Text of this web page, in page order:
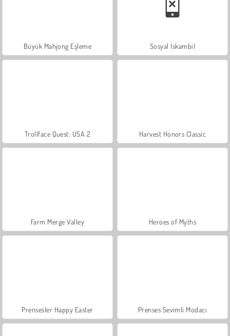
Büyük Mahjong Eşleme Sosyal İskambil
Trollface Quest: USA 2 Harvest Honors Classic
Farm Merge Valley Heroes of Myths
Prensesler Happy Easter Prenses Sevimli Modacı